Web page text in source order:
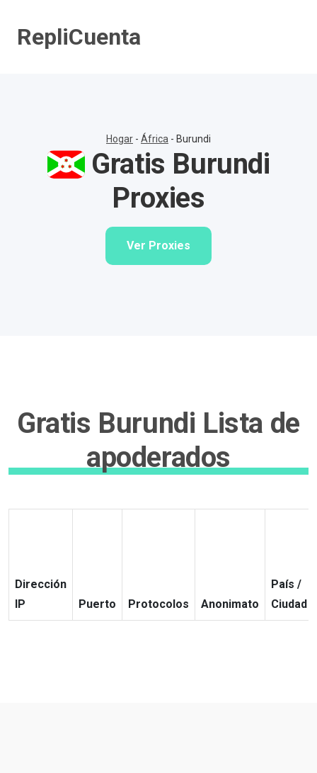
contenido
RepliCuenta
Hogar - África - Burundi
Gratis Burundi
Proxies
Ver Proxies
Gratis Burundi Lista de
apoderados
Dirección
IP
Puerto Protocolos Anonimato
País /
Ciudad